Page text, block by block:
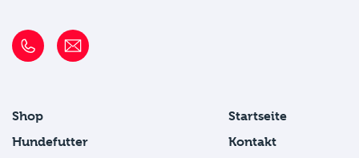
Shop
Hundefutter
Startseite
Kontakt